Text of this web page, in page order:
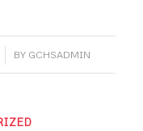
BY GCHSADMIN